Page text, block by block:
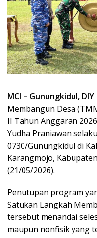
MCI – Gunungkidul, DIY
Membangun Desa
II Tahun Anggaran
Yudha Praniawan
0730/Gunungkidul di
Karangmojo,
(21/05/2026).
Penutupan program
Satukan Langkah
tersebut menandai
maupun nonfisik yang